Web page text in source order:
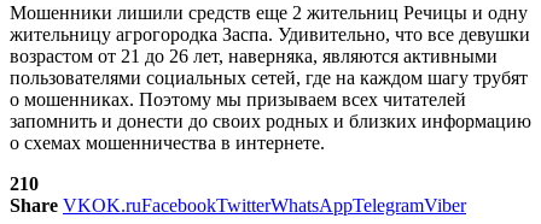
Мошенники лишили средств еще 2 жительниц Речицы и одну
жительницу агрогородка Заспа. Удивительно, что все девушки
возрастом от 21 до 26 лет, наверняка, являются активными
пользователями социальных сетей, где на каждом шагу трубят
о мошенниках. Поэтому мы призываем всех читателей
запомнить и донести до своих родных и близких информацию
о схемах мошенничества в интернете.
210
Share VKOK.ruFacebookTwitterWhatsAppTelegramViber